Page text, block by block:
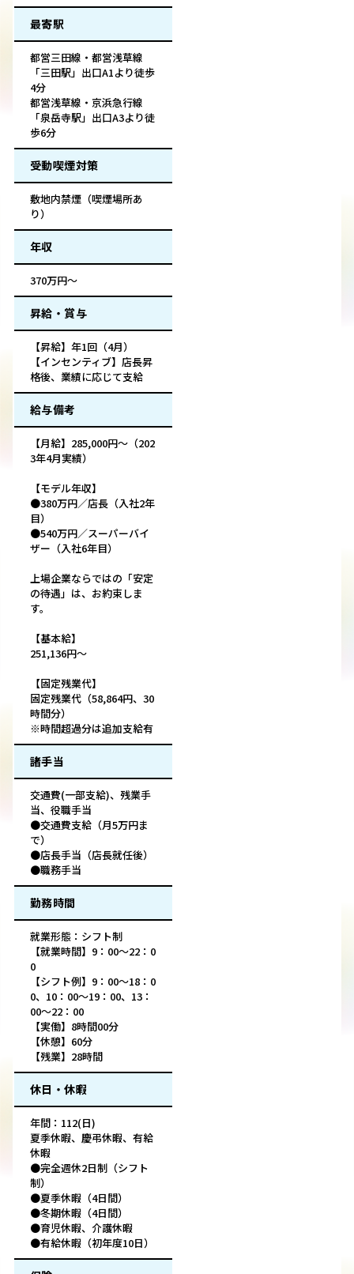
最寄駅
都営三田線・都営浅草線
「三田駅」出口A1より徒歩
4分
都営浅草線・京浜急行線
「泉岳寺駅」出口A3より徒
歩6分
受動喫煙対策
敷地内禁煙（喫煙場所あ
り）
年収
370万円～
昇給・賞与
【昇給】年1回（4月）
【インセンティブ】店長昇
格後、業績に応じて支給
給与備考
【月給】285,000円～（202
3年4月実績）
【モデル年収】
●380万円／店長（入社2年
目）
●540万円／スーパーバイ
ザー（入社6年目）
上場企業ならではの「安定
の待遇」は、お約束しま
す。
【基本給】
251,136円～
【固定残業代】
固定残業代（58,864円、30
時間分）
※時間超過分は追加支給有
諸手当
交通費(一部支給)、残業手
当、役職手当
●交通費支給（月5万円ま
で）
●店長手当（店長就任後）
●職務手当
勤務時間
就業形態：シフト制
【就業時間】9：00～22：0
0
【シフト例】9：00～18：0
0、10：00～19：00、13：
00～22：00
【実働】8時間00分
【休憩】60分
【残業】28時間
休日・休暇
年間：112(日)
夏季休暇、慶弔休暇、有給
休暇
●完全週休2日制（シフト
制）
●夏季休暇（4日間）
●冬期休暇（4日間）
●育児休暇、介護休暇
●有給休暇（初年度10日）